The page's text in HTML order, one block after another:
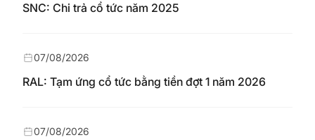
SNC: Chi trả cổ tức năm 2025
RAL: Tạm ứng cổ tức bằng tiền đợt 1 năm 2026
07/08/2026
07/08/2026